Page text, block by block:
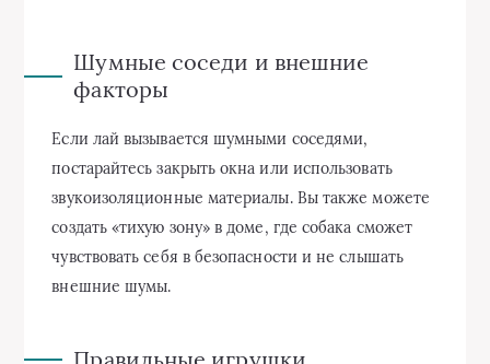
Шумные соседи и внешние
факторы
Если лай вызывается шумными соседями,
постарайтесь закрыть окна или использовать
звукоизоляционные материалы. Вы также можете
создать «тихую зону» в доме, где собака сможет
чувствовать себя в безопасности и не слышать
внешние шумы.
Правильные игрушки